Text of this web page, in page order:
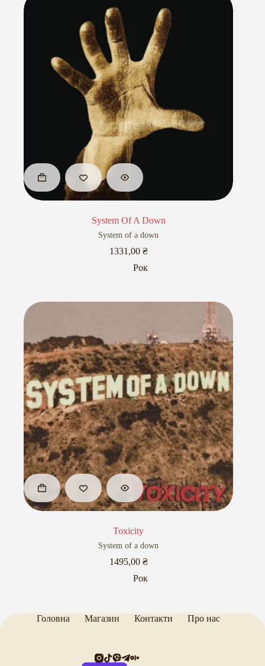
System Of A Down
System of a down
1331,00 ₴
Рок
Toxicity
System of a down
1495,00 ₴
Рок
Головна Магазин Контакти Про нас